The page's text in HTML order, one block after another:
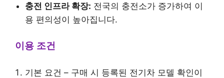
충전 인프라 확장: 전국의 충전소가 증가하여 이
용 편의성이 높아집니다.
이용 조건
기본 요건 – 구매 시 등록된 전기차 모델 확인이